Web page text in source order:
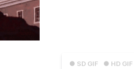
● SD GIF ● HD GIF